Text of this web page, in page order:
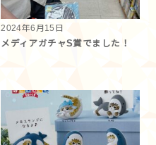
2024年6月15日
メディアガチャS賞でました！